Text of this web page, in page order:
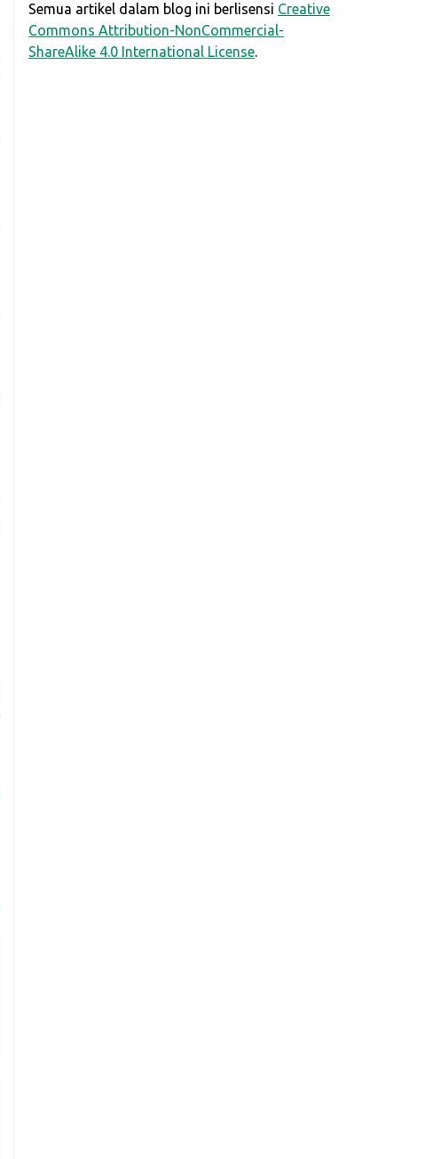
Semua artikel dalam blog ini berlisensi Creative
Commons Attribution-NonCommercial-
ShareAlike 4.0 International License.